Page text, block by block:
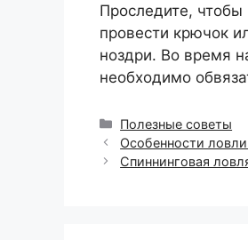
Проследите, чтобы
провести крючок
ноздри. Во время
необходимо
Рубрики
Полезные советы
Особенности
Спиннинговая